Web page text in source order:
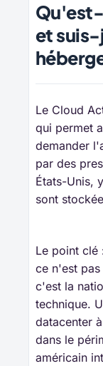
Qu'est-
et suis-
Le Cloud
qui permet
demander
par des
États-Unis,
sont
Le point clé
ce n'est
c'est la
technique.
datacenter
dans le
américain